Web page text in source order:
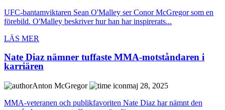
UFC-bantamviktaren Sean O'Malley ser Conor McGregor som en
förebild. O'Malley beskriver hur han har inspirerats...
LÄS MER
Nate Diaz nämner tuffaste MMA-motståndaren i
karriären
Anton McGregor
maj 28, 2025
MMA-veteranen och publikfavoriten Nate Diaz har nämnt den